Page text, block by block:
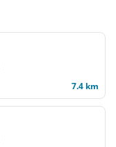
7.4 km